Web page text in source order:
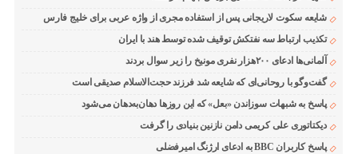
شایعه سکوت لاریجانی پس از استفاده مجری از واژه عربی برای خلیج فارس
تکذیب ارتباط سه نفتکش توقیف شده توسط هند با ایران
آلمانی‌ها ادعای ۲۰۰هزار نفری مونیخ را زیر سوال بردند
گفت‌وگو با روحانی‌ای که شایعه شد فرزند حجت‌الاسلام صدیقی است
پاسخ به شبهات سوزاندن «بعل» که این روزها دهان‌به‌دهان می‌شود
دیکتاتوری علی کریمی دامن نازنین بنیادی را گرفت
پاسخ کاربران BBC به ادعای ارژنگ امیرفضلی